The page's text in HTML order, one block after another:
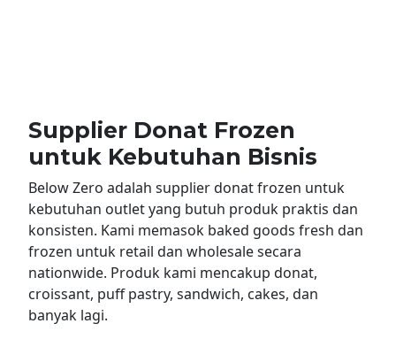
Supplier Donat Frozen
untuk Kebutuhan Bisnis
Below Zero adalah supplier donat frozen untuk
kebutuhan outlet yang butuh produk praktis dan
konsisten. Kami memasok baked goods fresh dan
frozen untuk retail dan wholesale secara
nationwide. Produk kami mencakup donat,
croissant, puff pastry, sandwich, cakes, dan
banyak lagi.